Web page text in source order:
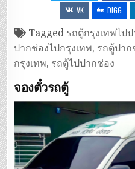
VK
DIGG
Tagged รถตู้กรุงเทพไป
ปากช่องไปกรุงเทพ, รถตู้ปา
กรุงเทพ, รถตู้ไปปากช่อง
จองตั๋วรถตู้